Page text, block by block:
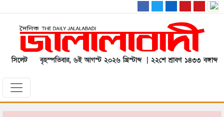
সিলেট বৃহস্পতিবার, ৬ই আগস্ট ২০২৬ খ্রিস্টাব্দ | ২২শে শ্রাবণ ১৪৩৩ বঙ্গাব্দ